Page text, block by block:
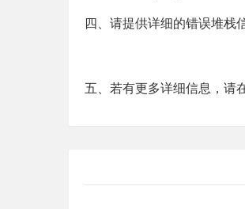
四、请提供详细的错误堆栈
五、若有更多详细信息，请